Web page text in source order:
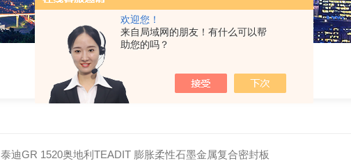
欢迎您！
来自局域网的朋友！有什么可以帮
助您的吗？
泰迪GR 1520奥地利TEADIT 膨胀柔性石墨金属复合密封板